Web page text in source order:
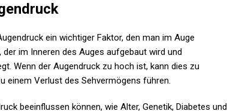
ein wichtiger Faktor, den man im Auge
im Inneren des Auges aufgebaut wird und
Wenn der Augendruck zu hoch ist, kann dies zu
einem Verlust des Sehvermögens führen.
beeinflussen können, wie Alter, Genetik, Diabetes und